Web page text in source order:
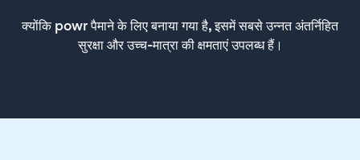
क्योंकि powr पैमाने के लिए बनाया गया है, इसमें सबसे उन्नत अंतर्निहित
सुरक्षा और उच्च-मात्रा की क्षमताएं उपलब्ध हैं।